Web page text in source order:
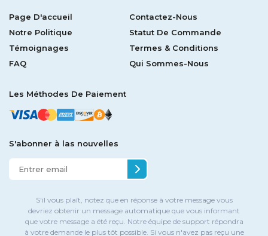
Page D'accueil
Contactez-Nous
Notre Politique
Statut De Commande
Témoignages
Termes & Conditions
FAQ
Qui Sommes-Nous
Les Méthodes De Paiement
S'abonner à las nouvelles
S'il vous plaît, notez que en réponse à votre message vous
devriez obtenir un message automatique que vous informant
que votre message a été reçu. Notre équipe de support répondra
à votre demande le plus tôt possible. Si vous n'avez pas reçu une